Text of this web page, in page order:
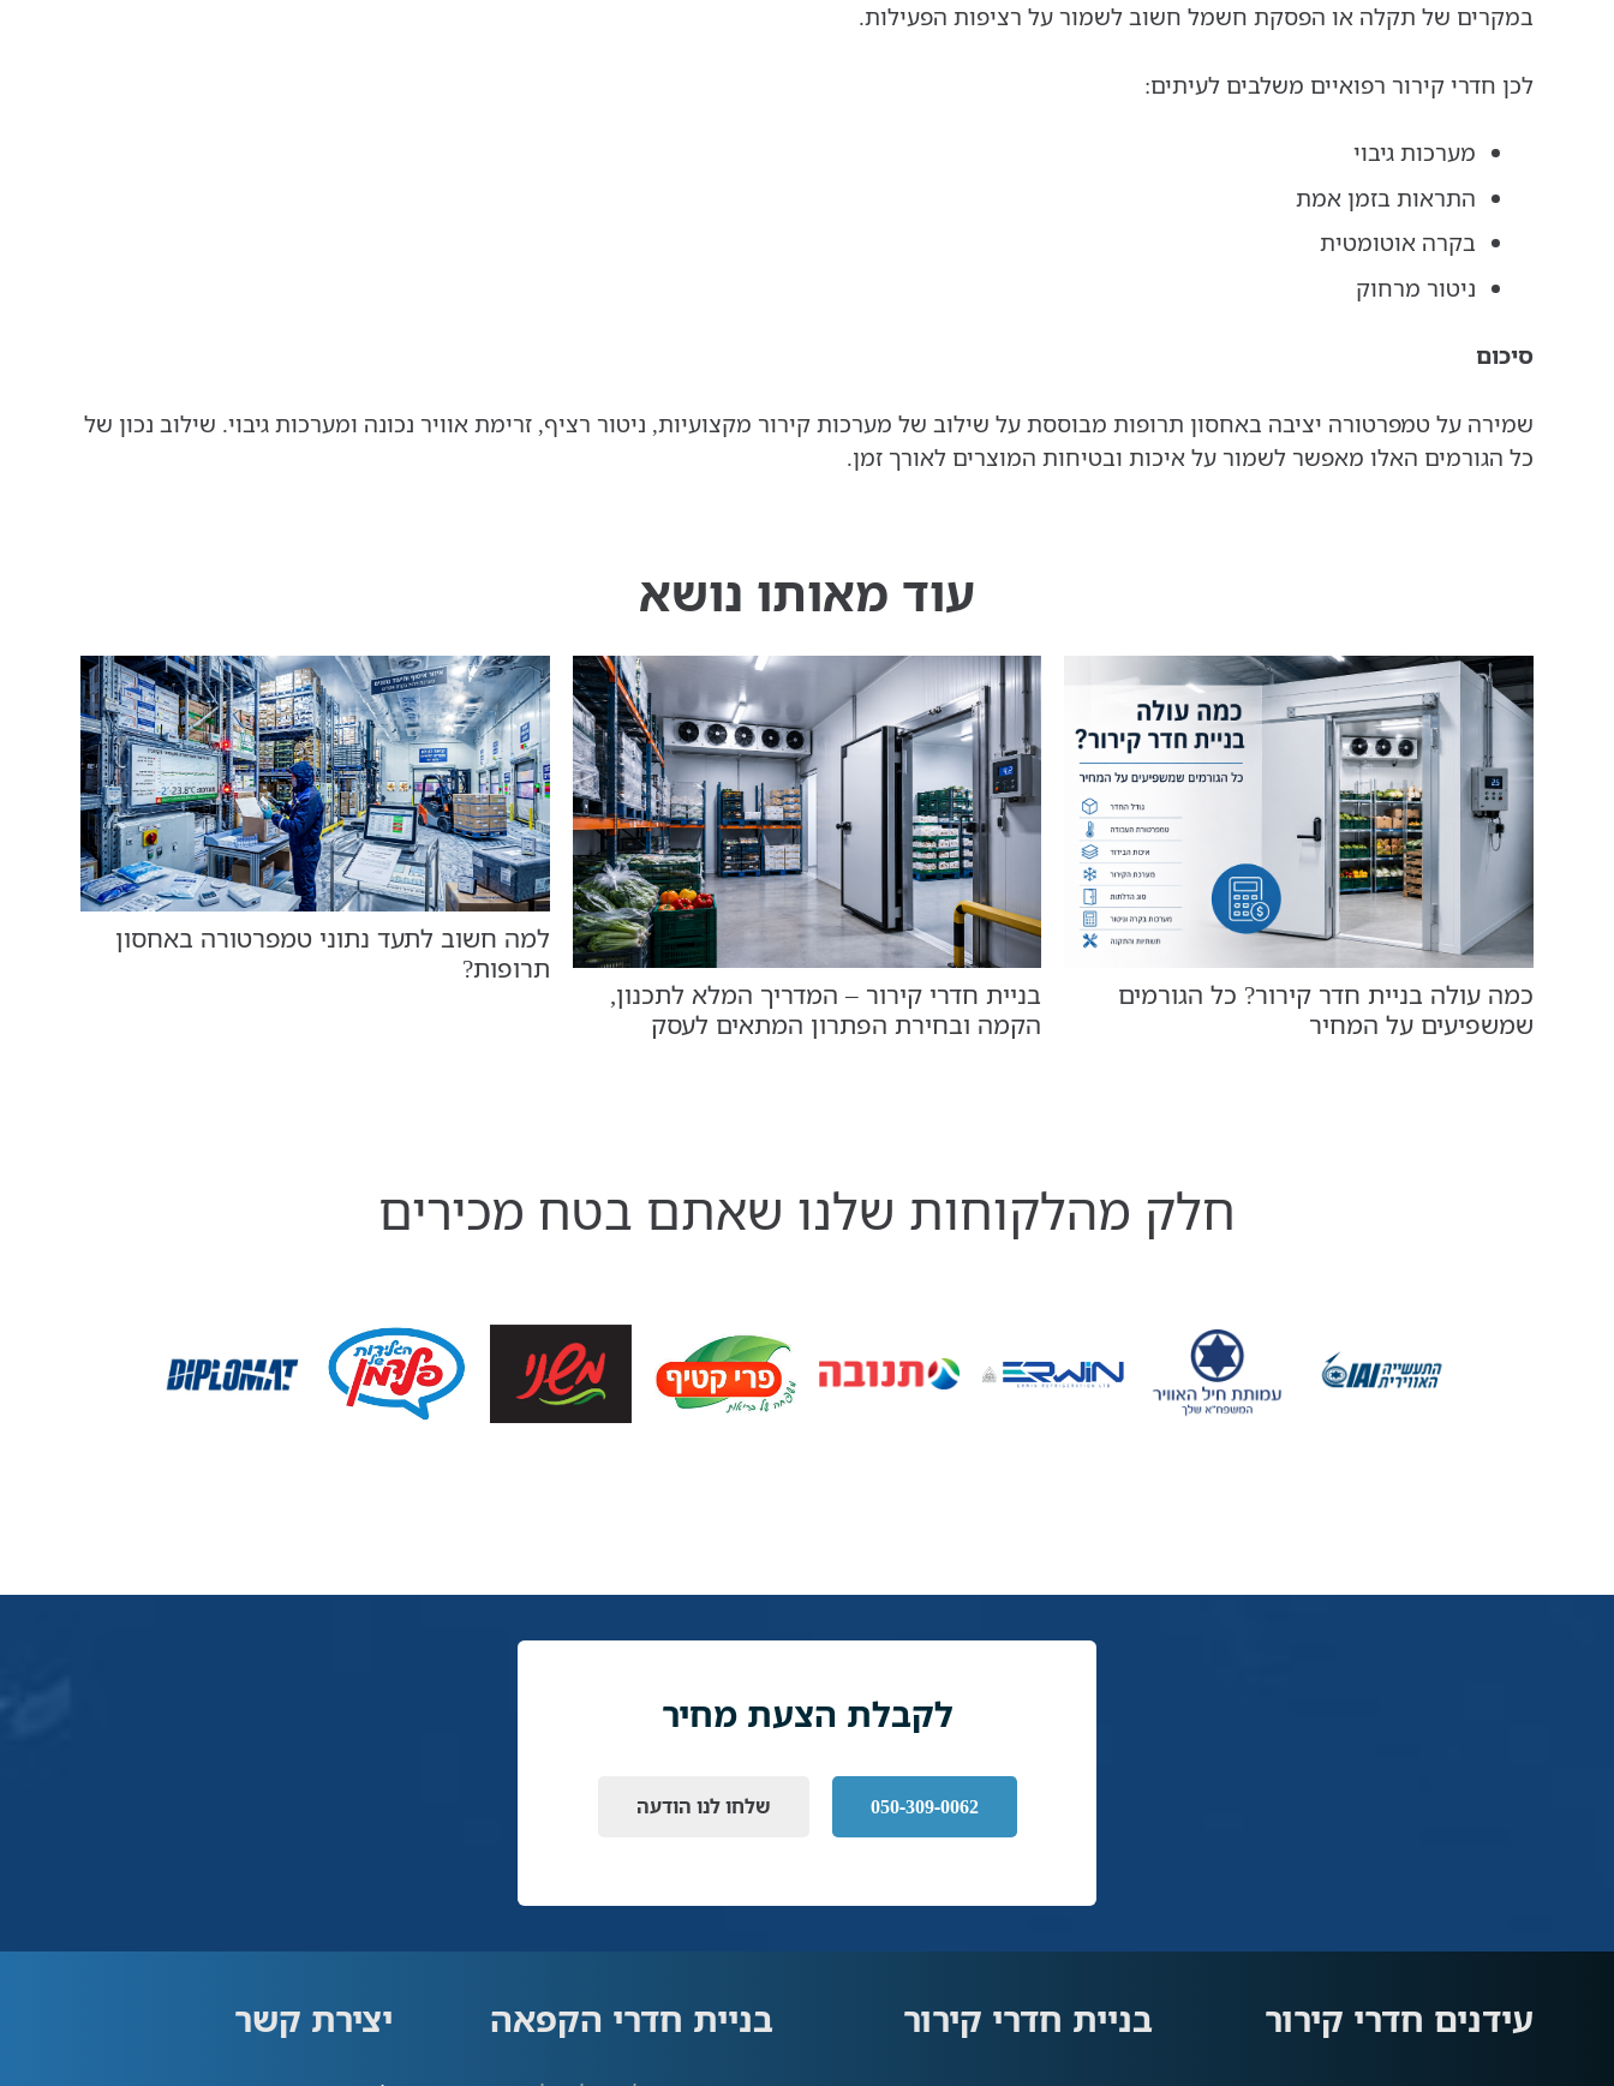
במקרים של תקלה או הפסקת חשמל חשוב לשמור על רציפות הפעילות.
לכן חדרי קירור רפואיים משלבים לעיתים:
מערכות גיבוי
התראות בזמן אמת
בקרה אוטומטית
ניטור מרחוק
סיכום
שמירה על טמפרטורה יציבה באחסון תרופות מבוססת על שילוב של מערכות קירור מקצועיות, ניטור רציף, זרימת אוויר נכונה ומערכות גיבוי. שילוב נכון של
כל הגורמים האלו מאפשר לשמור על איכות ובטיחות המוצרים לאורך זמן.
עוד מאותו נושא
כמה עולה בניית חדר קירור? כל הגורמים
שמשפיעים על המחיר
בניית חדרי קירור – המדריך המלא לתכנון,
הקמה ובחירת הפתרון המתאים לעסק
למה חשוב לתעד נתוני טמפרטורה באחסון
תרופות?
חלק מהלקוחות שלנו שאתם בטח מכירים
לקבלת הצעת מחיר
050-309-0062 שלחו לנו הודעה
עידנים חדרי קירור בניית חדרי קירור בניית חדרי הקפאה יצירת קשר